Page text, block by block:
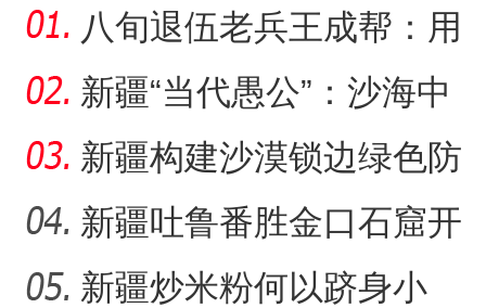
八旬退伍老兵王成帮：用
半生光阴为城市披绿装
新疆“当代愚公”：沙海中
41载“凿”34公里“绿色
新疆构建沙漠锁边绿色防
护带 从“锁边绿化”到“产
新疆吐鲁番胜金口石窟开
放有何特殊意义？
新疆炒米粉何以跻身小